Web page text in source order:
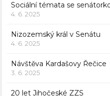
Sociální témata se
4. 6. 2025
Nizozemský král v Senátu
4. 6. 2025
Návštěva Kardašovy Řečice
3. 6. 2025
20 let Jihočeské ZZS